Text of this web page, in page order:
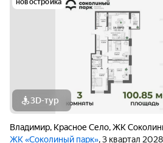
новостройка
3D-тур
Владимир, Красное Село,ЖК
ЖК «Соколиный парк», 3 квартал 2028